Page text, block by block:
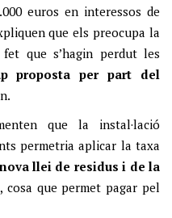
euros en interessos de
que els preocupa la
que s’hagin perdut les
proposta per part del
que la instal·lació
permetria aplicar la taxa
llei de residus i de la
que permet pagar pel